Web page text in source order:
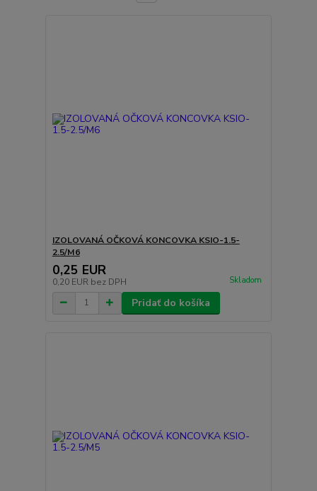
IZOLOVANÁ OČKOVÁ KONCOVKA KSIO-1.5-
2.5/M6
0,25 EUR
0,20 EUR bez DPH Skladom
Pridať do košíka